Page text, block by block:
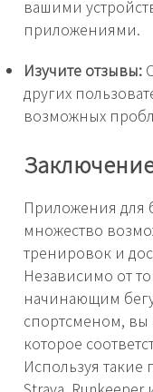
вашими
приложениями.
Изучите отзывы:
других
возможных
Приложения для
множество
тренировок и
Независимо от
начинающим
спортсменом,
которое
Используя такие